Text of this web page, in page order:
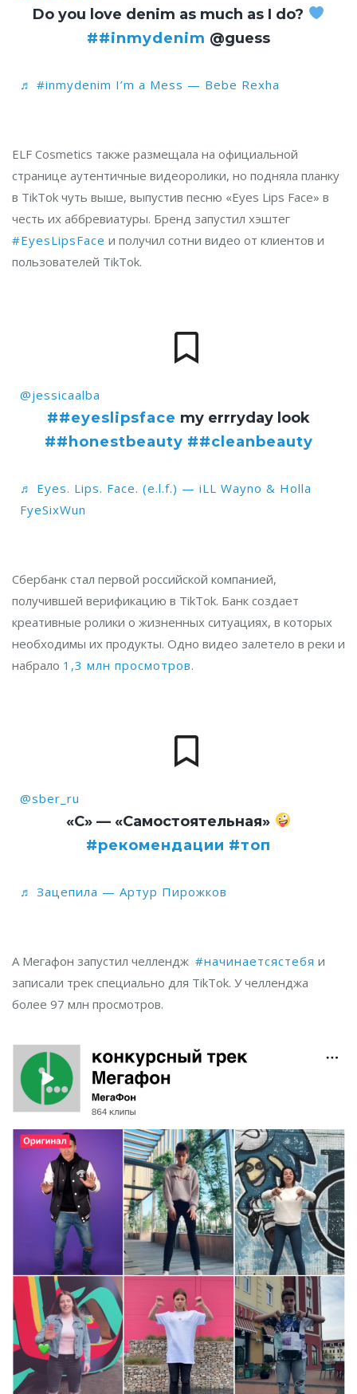
Do you love denim as much as I do?
##inmydenim @guess
♬ #inmydenim I’m a Mess — Bebe Rexha
ELF Cosmetics также размещала на официальной
странице аутентичные видеоролики, но подняла планку
в TikTok чуть выше, выпустив песню «Eyes Lips Face» в
честь их аббревиатуры. Бренд запустил хэштег
#EyesLipsFace и получил сотни видео от клиентов и
пользователей TikTok.
@jessicaalba
##eyeslipsface my errryday look
##honestbeauty ##cleanbeauty
♬ Eyes. Lips. Face. (e.l.f.) — iLL Wayno & Holla
FyeSixWun
Сбербанк стал первой российской компанией,
получившей верификацию в TikTok. Банк создает
креативные ролики о жизненных ситуациях, в которых
необходимы их продукты. Одно видео залетело в реки и
набрало 1 ,3 млн просмотров.
@sber_ru
«С» — «Самостоятельная»
#рекомендации #топ
♬ Зацепила — Артур Пирожков
А Мегафон запустил челлендж #начинаетсястебя и
записали трек специально для TikTok. У челленджа
более 97 млн просмотров.